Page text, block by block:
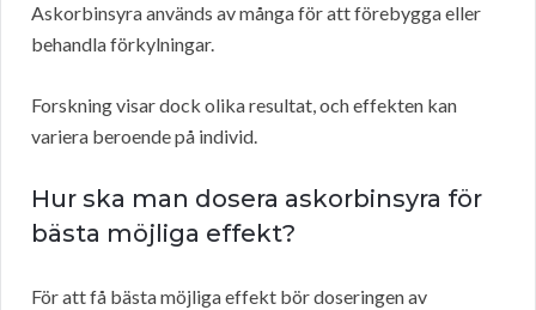
Askorbinsyra används av många för att förebygga eller
behandla förkylningar.
Forskning visar dock olika resultat, och effekten kan
variera beroende på individ.
Hur ska man dosera askorbinsyra för
bästa möjliga effekt?
För att få bästa möjliga effekt bör doseringen av